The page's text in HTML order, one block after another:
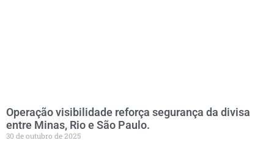
Operação visibilidade reforça segurança da divisa
entre Minas, Rio e São Paulo.
30 de outubro de 2025